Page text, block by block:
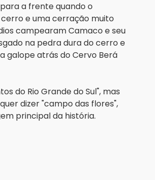
a frente quando o
e uma cerração muito
campearam Camaco e seu
na pedra dura do cerro e
galope atrás do Cervo Berá
do Rio Grande do Sul", mas
dizer "campo das flores",
principal da história.